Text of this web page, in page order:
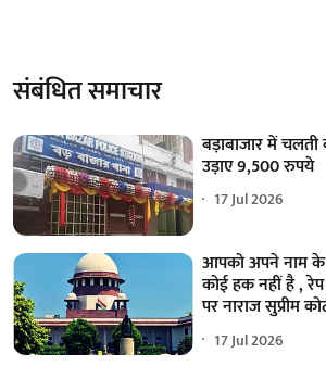
संबंधित समाचार
बड़ाबाजार में
उड़ाए 9,500 रुपये
17 Jul 2026
आपको अपने नाम
कोई हक नहीं है , रेप
पर नाराज सुप्रीम
17 Jul 2026